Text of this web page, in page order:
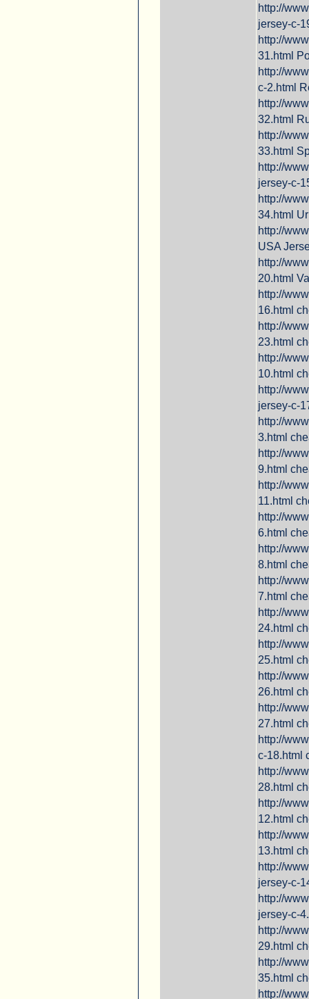
http://
jersey-c-
http://
31.html
http://
c-2.html
http://
32.html
http://
33.html
http://
jersey-c-
http://
34.html
http://
USA
http://
20.html
http://
16.html
http://
23.html
http://
10.html
http://
jersey-c-
http://
3.html
http://
9.html
http://
11.html
http://
6.html
http://
8.html
http://
7.html
http://
24.html
http://
25.html
http://
26.html
http://
27.html
http://
c-18.html
http://
28.html
http://
12.html
http://
13.html
http://
jersey-c-
http://
jersey-c-
http://
29.html
http://
35.html
http://